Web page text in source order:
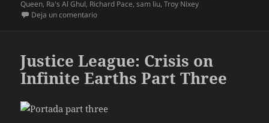
Queen, Ra's Al Ghul, Richard Pace,sam liu,Troy Nixey
Deja un comentarioen Batman: La maldición que cayó sobre Gotham
Justice League: Crisis on
Infinite Earths Part Three